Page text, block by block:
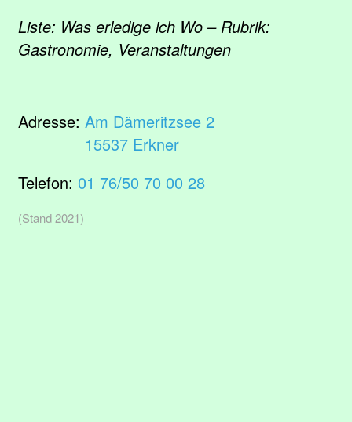
Liste: Was erledige ich Wo – Rubrik:
Gastronomie, Veranstaltungen
Adresse: Am Dämeritzsee 2
15537 Erkner
Telefon: 01 76/50 70 00 28
(Stand 2021)